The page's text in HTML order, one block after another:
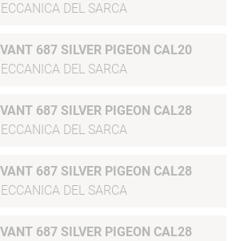
DEL SARCA
687 SILVER PIGEON CAL20
DEL SARCA
687 SILVER PIGEON CAL28
DEL SARCA
687 SILVER PIGEON CAL28
DEL SARCA
687 SILVER PIGEON CAL28